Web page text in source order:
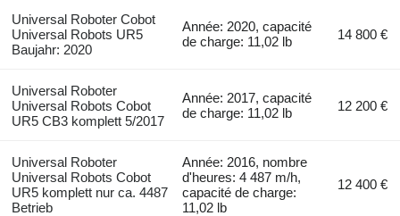
Universal Roboter Cobot
Universal Robots UR5
Baujahr: 2020
Année: 2020, capacité
de charge: 11,02 lb
14 800 €
Universal Roboter
Universal Robots Cobot
UR5 CB3 komplett 5/2017
Année: 2017, capacité
de charge: 11,02 lb
12 200 €
Universal Roboter
Universal Robots Cobot
UR5 komplett nur ca. 4487
Betrieb
Année: 2016, nombre
d'heures: 4 487 m/h,
capacité de charge:
11,02 lb
12 400 €